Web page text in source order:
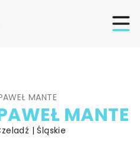
MANTE
MANTE
| Śląskie